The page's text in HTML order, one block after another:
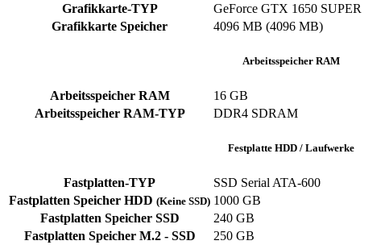
Grafikkarte-TYP
GeForce GTX 1650 SUPER
Grafikkarte Speicher
4096 MB (4096 MB)
Arbeitsspeicher RAM
Arbeitsspeicher RAM
16 GB
Arbeitsspeicher RAM-TYP
DDR4 SDRAM
Festplatte HDD / Laufwerke
Fastplatten-TYP
SSD Serial ATA-600
Fastplatten Speicher HDD (Keine SSD) 1000 GB
Fastplatten Speicher SSD
240 GB
Fastplatten Speicher M.2 - SSD
250 GB